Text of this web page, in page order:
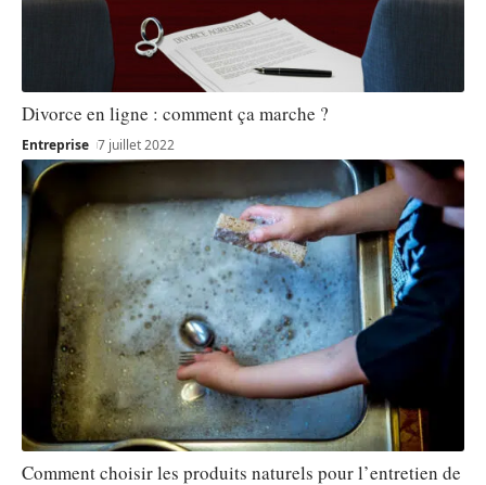
Divorce en ligne : comment ça marche ?
Entreprise 7 juillet 2022
Comment choisir les produits naturels pour l’entretien de